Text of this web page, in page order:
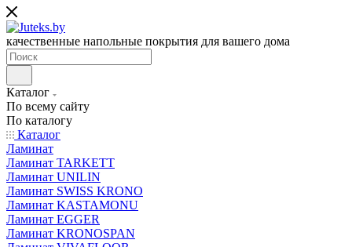
качественные напольные покрытия для вашего дома
Каталог
По всему сайту
По каталогу
Каталог
Ламинат
Ламинат TARKETT
Ламинат UNILIN
Ламинат SWISS KRONO
Ламинат KASTAMONU
Ламинат EGGER
Ламинат KRONOSPAN